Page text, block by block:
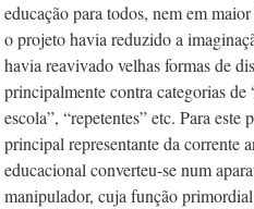
educação para todos, nem em
o projeto havia reduzido a
havia reavivado velhas formas de
principalmente contra categorias de
escola”, “repetentes” etc. Para
principal representante da corrente
educacional converteu-se num
manipulador, cuja função